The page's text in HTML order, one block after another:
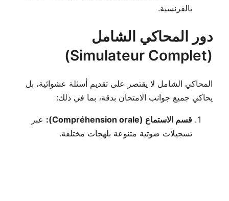
بالفرنسية.
دور المحاكي الشامل
(Simulateur Complet)
المحاكي الشامل لا يقتصر على تقديم أسئلة عشوائية، بل
يحاكي جميع جوانب الامتحان بدقة، بما في ذلك:
قسم الاستماع (Compréhension orale):
عبر
تسجيلات صوتية متنوعة بلهجات مختلفة.